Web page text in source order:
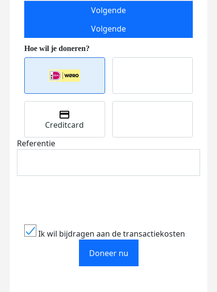
Volgende
Volgende
Creditcard
Referentie
Ik wil bijdragen aan de transactiekosten
Doneer nu